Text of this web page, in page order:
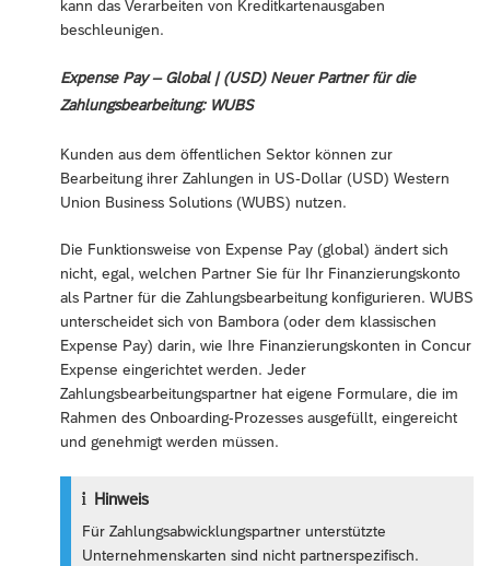
kann das Verarbeiten von Kreditkartenausgaben
beschleunigen.
Expense Pay – Global | (USD) Neuer Partner für die
Zahlungsbearbeitung: WUBS
Kunden aus dem öffentlichen Sektor können zur
Bearbeitung ihrer Zahlungen in US-Dollar (USD) Western
Union Business Solutions (WUBS) nutzen.
Die Funktionsweise von Expense Pay (global) ändert sich
nicht, egal, welchen Partner Sie für Ihr Finanzierungskonto
als Partner für die Zahlungsbearbeitung konfigurieren. WUBS
unterscheidet sich von Bambora (oder dem klassischen
Expense Pay) darin, wie Ihre Finanzierungskonten in Concur
Expense eingerichtet werden. Jeder
Zahlungsbearbeitungspartner hat eigene Formulare, die im
Rahmen des Onboarding-Prozesses ausgefüllt, eingereicht
und genehmigt werden müssen.
Hinweis
Für Zahlungsabwicklungspartner unterstützte
Unternehmenskarten sind nicht partnerspezifisch.